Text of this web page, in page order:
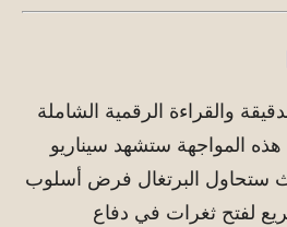
والقراءة الرقمية الشاملة
هذه المواجهة ستشهد سيناريو
ستحاول البرتغال فرض أسلوب
لفتح ثغرات في دفاع